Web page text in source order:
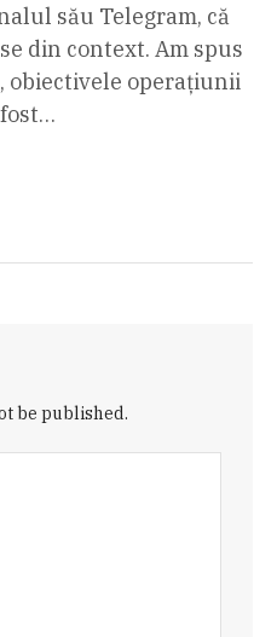
său Telegram, că
din context. Am spus
obiectivele operațiunii
be published.